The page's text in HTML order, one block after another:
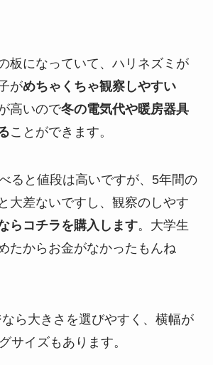
板になっていて、ハリネズミが
がめちゃくちゃ観察しやすい
高いので冬の電気代や暖房器具
ことができます。
ると値段は高いですが、5年間の
大差ないですし、観察のしやす
らコチラを購入します。大学生
たからお金がなかったもんね
ら大きさを選びやすく、横幅が
サイズもあります。